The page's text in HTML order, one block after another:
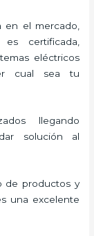
en el mercado,
es certificada,
eléctricos
cual sea tu
llegando
solución al
de productos y
una excelente